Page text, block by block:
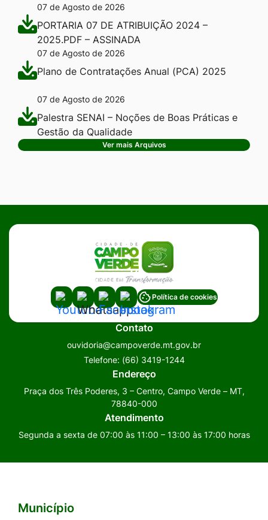
07 de Agosto de 2026
PORTARIA 07 DE ATRIBUIÇÃO 2024 –
2025.PDF – ASSINADA
07 de Agosto de 2026
Plano de Contratações Anual (PCA) 2025
07 de Agosto de 2026
Palestra SENAI – Noções de Boas Práticas e
Gestão da Qualidade
Ver mais Arquivos
Acessar
a
Social
Acessar
a
Social
Whatsapp
Acessar
a
Rede
Social
Facebook
Acessar
a
Rede
Social
Instagram
Política de cookies
Contato
ouvidoria@campoverde.mt.gov.br
Telefone: (66) 3419-1244
Endereço
Praça dos Três Poderes, 3 – Centro, Campo Verde – MT,
78840-000
Atendimento
Segunda a sexta de 07:00 às 11:00 – 13:00 às 17:00 horas
Seção do Rodapé e Contato
Município